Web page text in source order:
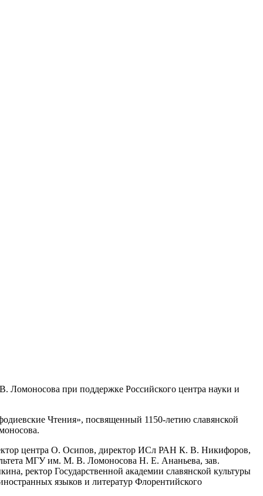
Ломоносова при поддержке Российского центра науки и
Чтения», посвященный 1150-летию славянской
центра О. Осипов, директор ИСл РАН К. В. Никифоров,
МГУ им. М. В. Ломоносова Н. Е. Ананьева, зав.
ректор Государственной академии славянской культуры
языков и литератур Флорентийского